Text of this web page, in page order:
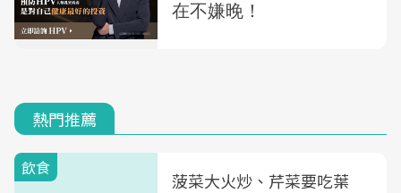
熱門推薦
飲食
菠菜大火炒、芹菜要吃葉